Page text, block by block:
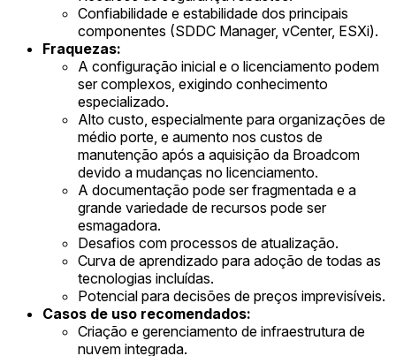
Confiabilidade e estabilidade dos principais
componentes (SDDC Manager, vCenter, ESXi).
Fraquezas:
A configuração inicial e o licenciamento podem
ser complexos, exigindo conhecimento
especializado.
Alto custo, especialmente para organizações de
médio porte, e aumento nos custos de
manutenção após a aquisição da Broadcom
devido a mudanças no licenciamento.
A documentação pode ser fragmentada e a
grande variedade de recursos pode ser
esmagadora.
Desafios com processos de atualização.
Curva de aprendizado para adoção de todas as
tecnologias incluídas.
Potencial para decisões de preços imprevisíveis.
Casos de uso recomendados:
Criação e gerenciamento de infraestrutura de
nuvem integrada.